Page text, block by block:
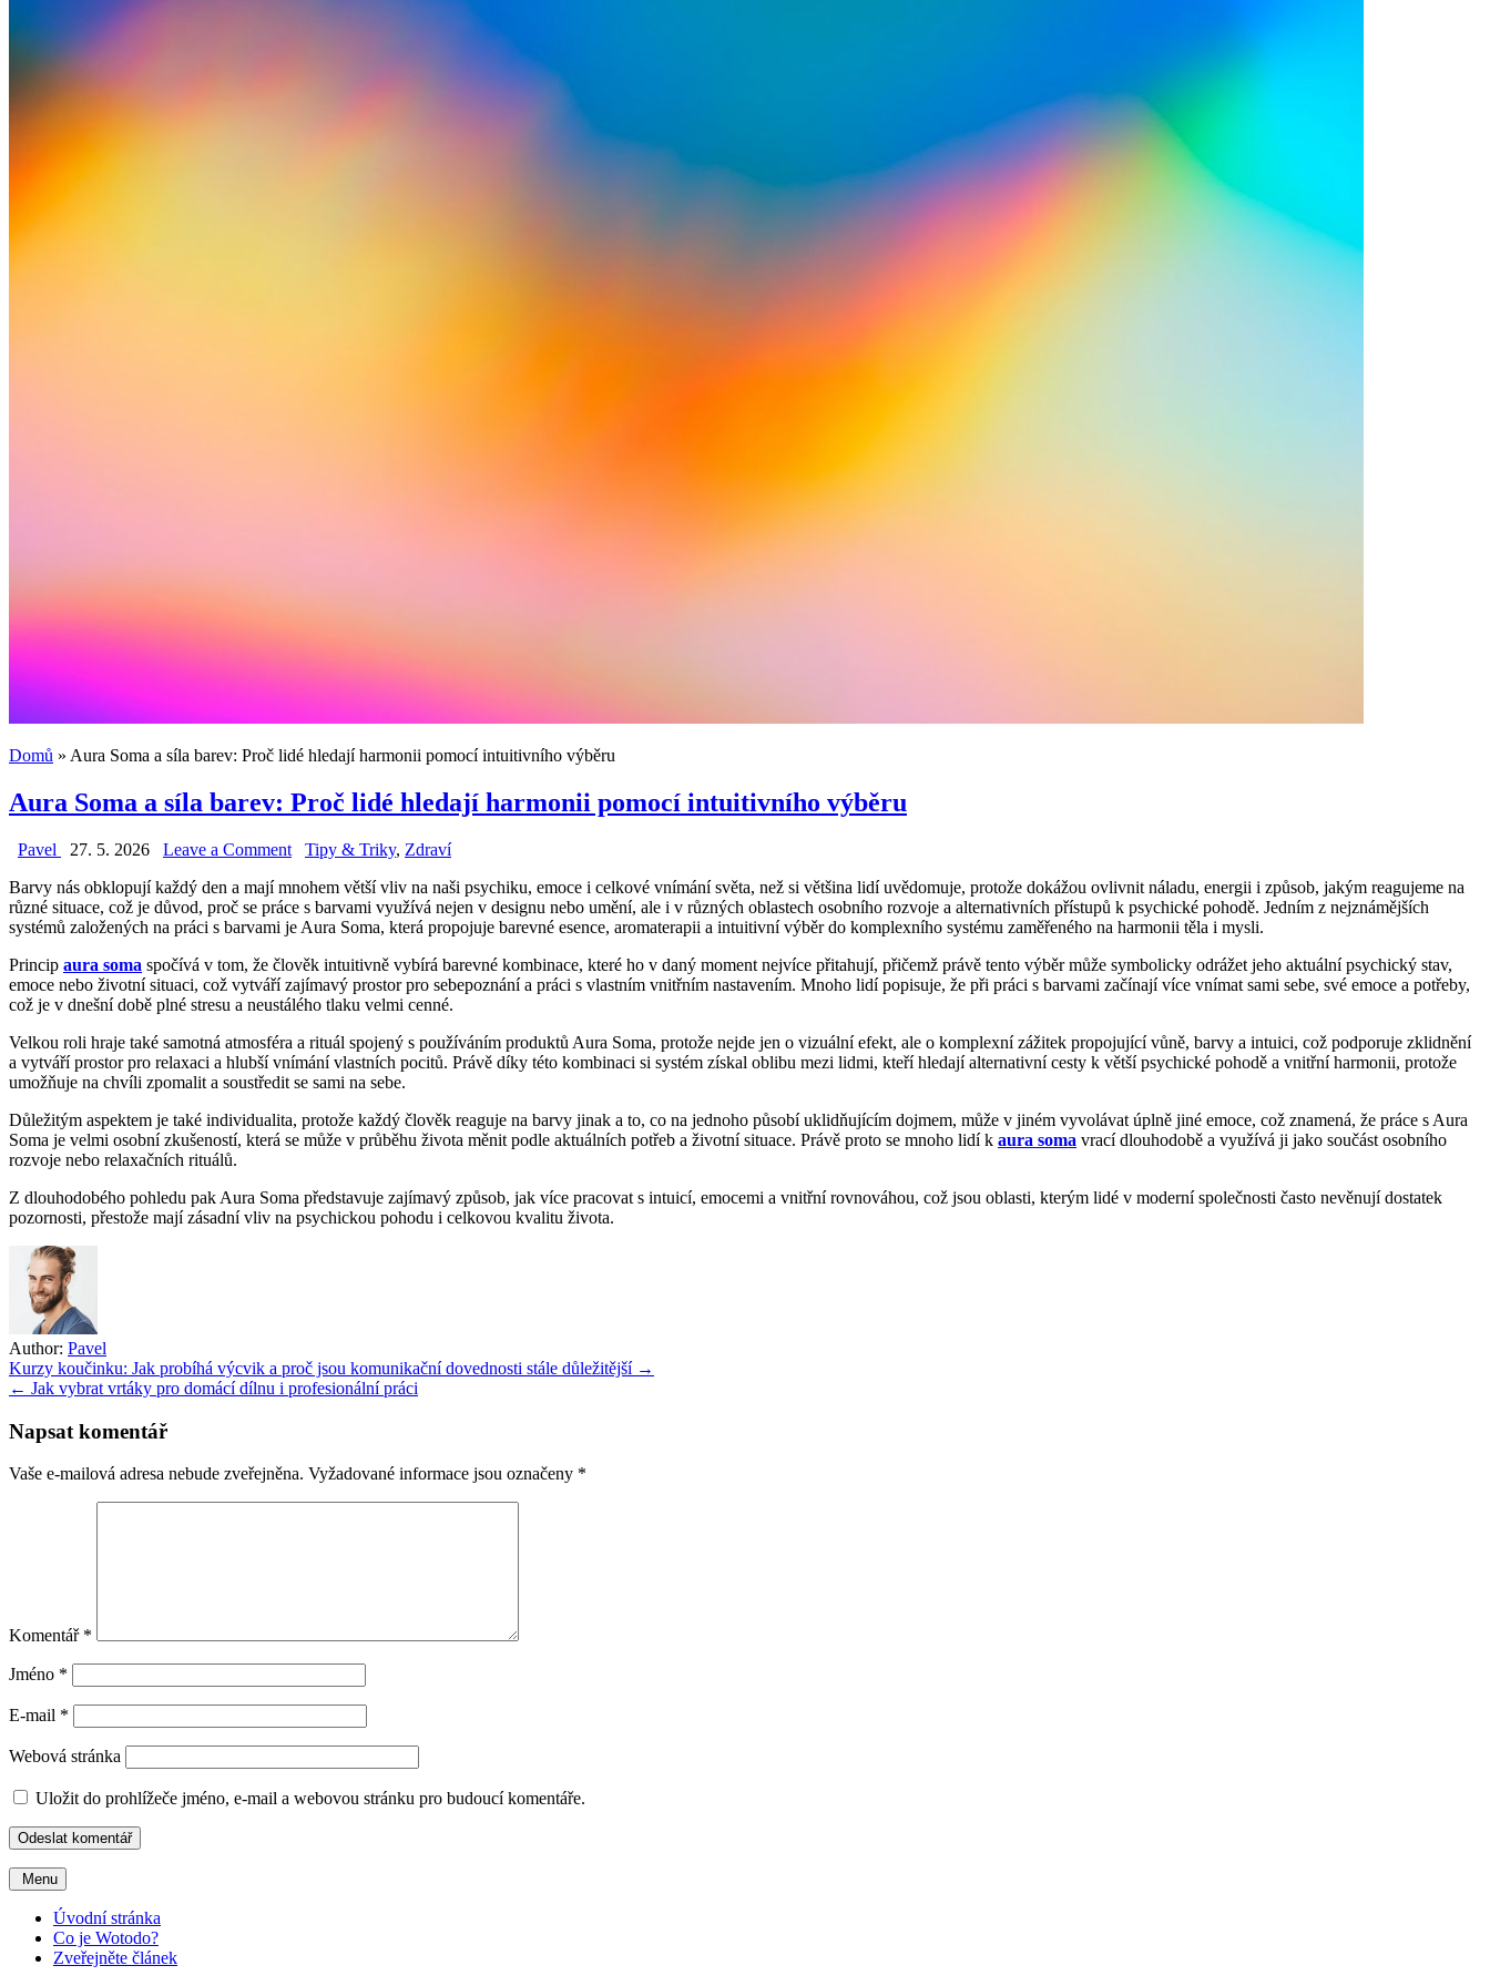
Domů » Aura Soma a síla barev: Proč lidé hledají harmonii pomocí intuitivního výběru
Aura Soma a síla barev: Proč lidé hledají harmonii pomocí intuitivního výběru
Pavel 27. 5. 2026 Leave a Commenton
Soma
a
síla
Proč
lidé
hledají
pomocí
intuitivního
výběru
Posted
Tipy & Triky, Zdraví
Barvy nás obklopují každý den a mají mnohem větší vliv na naši psychiku, emoce i celkové vnímání světa, než si většina lidí uvědomuje, protože dokážou ovlivnit náladu, energii i způsob, jakým reagujeme na
různé situace, což je důvod, proč se práce s barvami využívá nejen v designu nebo umění, ale i v různých oblastech osobního rozvoje a alternativních přístupů k psychické pohodě. Jedním z nejznámějších
systémů založených na práci s barvami je Aura Soma, která propojuje barevné esence, aromaterapii a intuitivní výběr do komplexního systému zaměřeného na harmonii těla i mysli.
Princip aura soma spočívá v tom, že člověk intuitivně vybírá barevné kombinace, které ho v daný moment nejvíce přitahují, přičemž právě tento výběr může symbolicky odrážet jeho aktuální psychický stav,
emoce nebo životní situaci, což vytváří zajímavý prostor pro sebepoznání a práci s vlastním vnitřním nastavením. Mnoho lidí popisuje, že při práci s barvami začínají více vnímat sami sebe, své emoce a potřeby,
což je v dnešní době plné stresu a neustálého tlaku velmi cenné.
Velkou roli hraje také samotná atmosféra a rituál spojený s používáním produktů Aura Soma, protože nejde jen o vizuální efekt, ale o komplexní zážitek propojující vůně, barvy a intuici, což podporuje zklidnění
a vytváří prostor pro relaxaci a hlubší vnímání vlastních pocitů. Právě díky této kombinaci si systém získal oblibu mezi lidmi, kteří hledají alternativní cesty k větší psychické pohodě a vnitřní harmonii, protože
umožňuje na chvíli zpomalit a soustředit se sami na sebe.
Důležitým aspektem je také individualita, protože každý člověk reaguje na barvy jinak a to, co na jednoho působí uklidňujícím dojmem, může v jiném vyvolávat úplně jiné emoce, což znamená, že práce s Aura
Soma je velmi osobní zkušeností, která se může v průběhu života měnit podle aktuálních potřeb a životní situace. Právě proto se mnoho lidí k aura soma vrací dlouhodobě a využívá ji jako součást osobního
rozvoje nebo relaxačních rituálů.
Z dlouhodobého pohledu pak Aura Soma představuje zajímavý způsob, jak více pracovat s intuicí, emocemi a vnitřní rovnováhou, což jsou oblasti, kterým lidé v moderní společnosti často nevěnují dostatek
pozornosti, přestože mají zásadní vliv na psychickou pohodu i celkovou kvalitu života.
Author: Pavel
Navigace
pro
příspěvek
Kurzy koučinku: Jak probíhá výcvik a proč jsou komunikační dovednosti stále důležitější →
← Jak vybrat vrtáky pro domácí dílnu i profesionální práci
Napsat komentář
Vaše e-mailová adresa nebude zveřejněna. Vyžadované informace jsou označeny *
Komentář *
Jméno *
E-mail *
Webová stránka
Uložit do prohlížeče jméno, e-mail a webovou stránku pro budoucí komentáře.
Menu
Úvodní stránka
Co je Wotodo?
Zveřejněte článek